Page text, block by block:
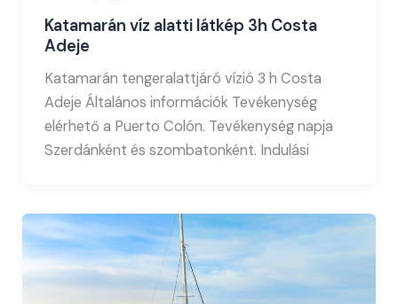
Katamarán víz alatti látkép 3h Costa
Adeje
Katamarán tengeralattjáró vízió 3 h Costa
Adeje Általános információk Tevékenység
elérhető a Puerto Colón. Tevékenység napja
Szerdánként és szombatonként. Indulási